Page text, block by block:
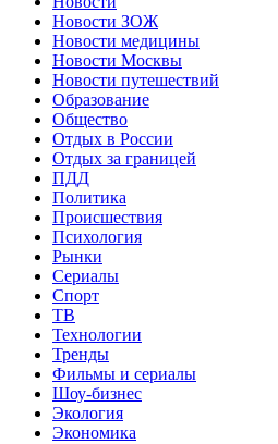
Новости ЗОЖ
Новости медицины
Новости Москвы
Новости путешествий
Образование
Общество
Отдых в России
Отдых за границей
ПДД
Политика
Происшествия
Психология
Рынки
Сериалы
Спорт
ТВ
Технологии
Тренды
Фильмы и сериалы
Шоу-бизнес
Экология
Экономика